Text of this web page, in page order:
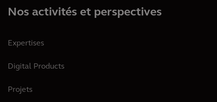
Nos activités et perspectives
Expertises
Digital Products
Projets